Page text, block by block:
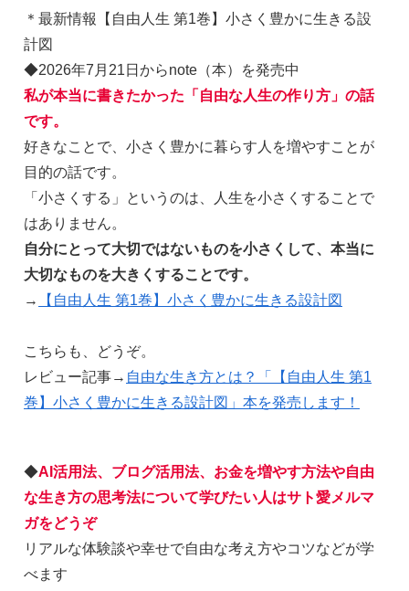
＊最新情報【自由人生 第1巻】小さく豊かに生きる設
計図
◆2026年7月21日からnote（本）を発売中
私が本当に書きたかった「自由な人生の作り方」の話
です。
好きなことで、小さく豊かに暮らす人を増やすことが
目的の話です。
「小さくする」というのは、人生を小さくすることで
はありません。
自分にとって大切ではないものを小さくして、本当に
大切なものを大きくすることです。
→
【自由人生 第1巻】小さく豊かに生きる設計図
こちらも、どうぞ。
レビュー記事→ 自由な生き方とは？「【自由人生 第1
巻】小さく豊かに生きる設計図」本を発売します！
◆AI活用法、ブログ活用法、お金を増やす方法や自由
な生き方の思考法について学びたい人はサト愛メルマ
ガをどうぞ
リアルな体験談や幸せで自由な考え方やコツなどが学
べます